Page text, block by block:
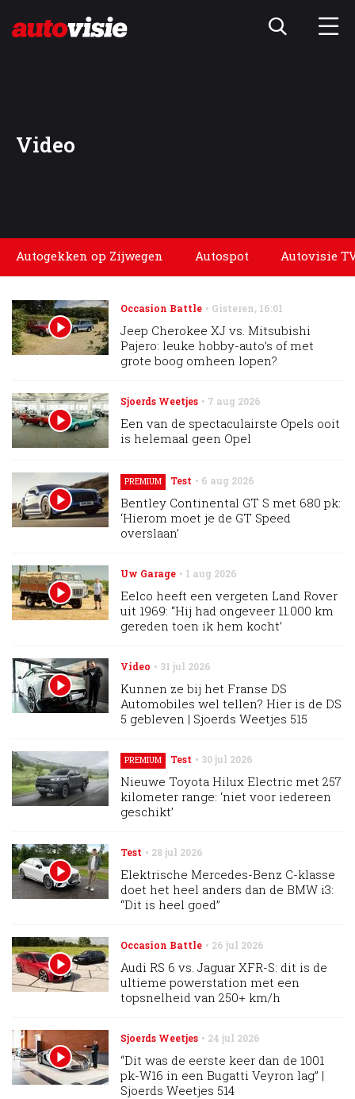
Video
Autogekken op Zijwegen Autospot Autovisie
Occasion Battle Gisteren, 16:01
Jeep Cherokee XJ vs. Mitsubishi
Pajero: leuke hobby-auto’s of met
grote boog omheen lopen?
Sjoerds Weetjes 7 aug 2026
Een van de spectaculairste Opels ooit
is helemaal geen Opel
PREMIUM Test 6 aug 2026
Bentley Continental GT S met 680 pk:
‘Hierom moet je de GT Speed
overslaan’
Uw Garage 1 aug 2026
Eelco heeft een vergeten Land Rover
uit 1969: “Hij had ongeveer 11.000 km
gereden toen ik hem kocht’
Video 31 jul 2026
Kunnen ze bij het Franse DS
Automobiles wel tellen? Hier is de DS
5 gebleven | Sjoerds Weetjes 515
PREMIUM Test 30 jul 2026
Nieuwe Toyota Hilux Electric met 257
kilometer range: ‘niet voor iedereen
geschikt’
Test 28 jul 2026
Elektrische Mercedes-Benz C-klasse
doet het heel anders dan de BMW i3:
“Dit is heel goed”
Occasion Battle 26 jul 2026
Audi RS 6 vs. Jaguar XFR-S: dit is de
ultieme powerstation met een
topsnelheid van 250+ km/h
Sjoerds Weetjes 24 jul 2026
“Dit was de eerste keer dan de 1001
pk-W16 in een Bugatti Veyron lag” |
Sjoerds Weetjes 514